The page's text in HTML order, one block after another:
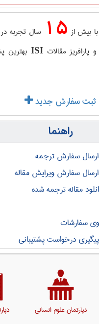
بیش از 15 سال تجربه
مقالاتISI بهترین
ثبت سفارش جدید
راهنما
سفارش ترجمه
سفارش ویرایش مقاله
مقاله ترجمه شده
سفارشات
درخواست پشتیبانی
دپارتمان علوم انسانی